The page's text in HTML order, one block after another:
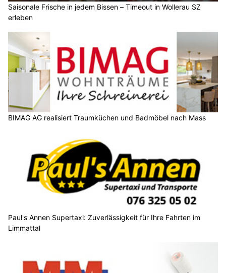
Saisonale Frische in jedem Bissen – Timeout in Wollerau SZ
erleben
BIMAG AG realisiert Traumküchen und Badmöbel nach Mass
Paul's Annen Supertaxi: Zuverlässigkeit für Ihre Fahrten im
Limmattal